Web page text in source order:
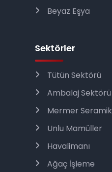
Beyaz Eşya
Sektörler
Tütün Sektörü
Ambalaj Sektörü
Mermer Seramik
Unlu Mamüller
Havalimanı
Ağaç İşleme